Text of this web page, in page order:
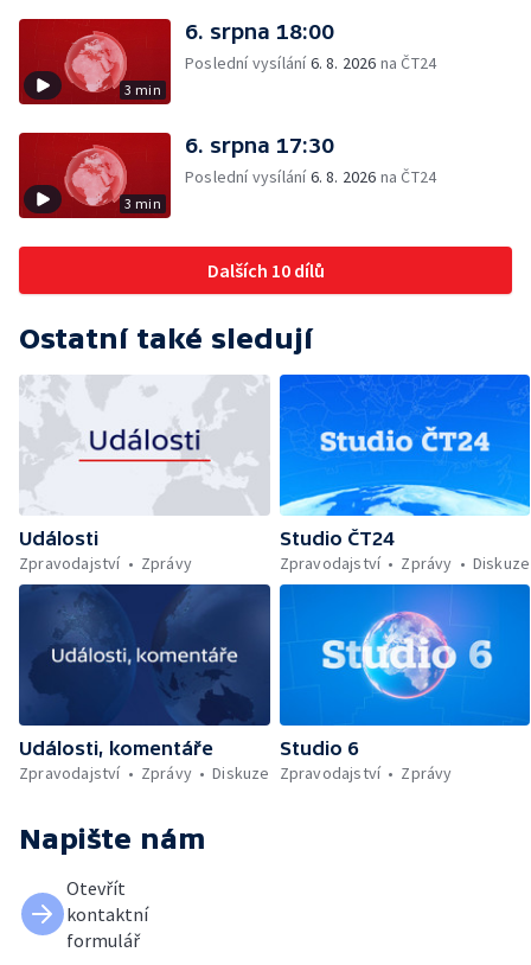
3 min
6. srpna 18:00
Poslední vysílání6. 8. 2026 na ČT24
3 min
6. srpna 17:30
Poslední vysílání6. 8. 2026 na ČT24
Dalších 10 dílů
Ostatní také sledují
Události
Zpravodajství
Zprávy
Studio ČT24
Zpravodajství
Zprávy Diskuze
Události, komentáře
Zpravodajství
Zprávy Diskuze
Studio 6
Zpravodajství
Zprávy
Napište nám
Otevřít
kontaktní
formulář